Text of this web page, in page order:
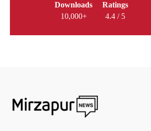
Downloads
10,000+
Ratings
4.4 / 5